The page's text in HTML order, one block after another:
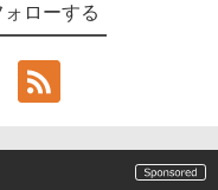
ローする